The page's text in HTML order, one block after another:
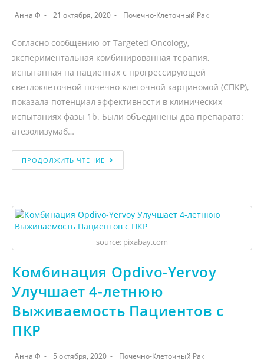
Анна Ф 21 октября, 2020 Почечно-Клеточный Рак
Согласно сообщению от Targeted Oncology,
экспериментальная комбинированная терапия,
испытанная на пациентах с прогрессирующей
светлоклеточной почечно-клеточной карциномой (СПКР),
показала потенциал эффективности в клинических
испытаниях фазы 1b. Были объединены два препарата:
атезолизумаб…
ПРОДОЛЖИТЬ ЧТЕНИЕ
source: pixabay.com
Комбинация Opdivo-Yervoy
Улучшает 4-летнюю
Выживаемость Пациентов с
ПКР
Анна Ф 5 октября, 2020 Почечно-Клеточный Рак